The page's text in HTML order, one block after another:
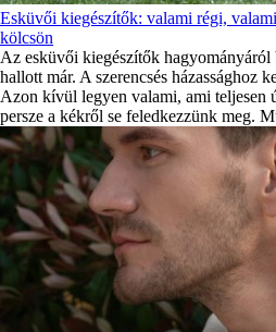
Esküvői kiegészítők: valami régi,
kölcsön
Az esküvői kiegészítők hagyományáról
hallott már. A szerencsés házassághoz
Azon kívül legyen valami, ami teljesen
persze a kékről se feledkezzünk meg.